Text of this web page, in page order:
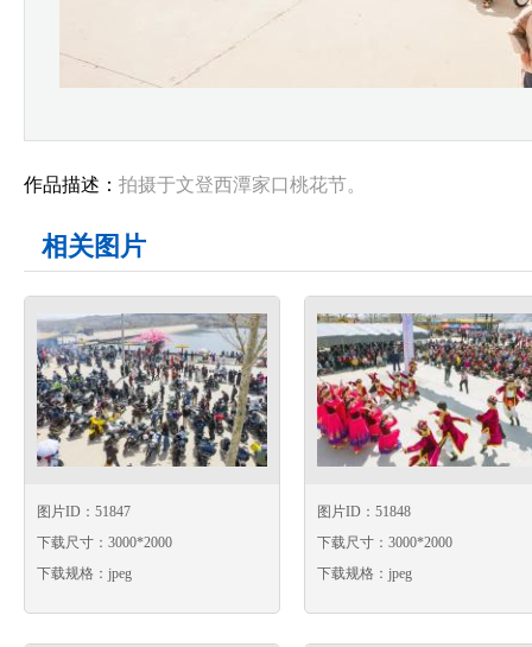
作品描述： 拍摄于文登西潭家口桃花节。
相关图片
图片ID：51847
下载尺寸：3000*2000
下载规格：jpeg
图片ID：51848
下载尺寸：3000*2000
下载规格：jpeg